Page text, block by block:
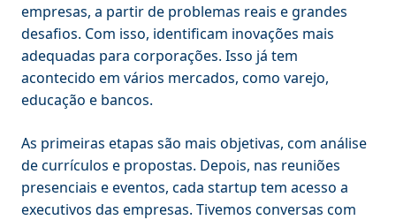
empresas, a partir de problemas reais e grandes
desafios. Com isso, identificam inovações mais
adequadas para corporações. Isso já tem
acontecido em vários mercados, como varejo,
educação e bancos.
As primeiras etapas são mais objetivas, com análise
de currículos e propostas. Depois, nas reuniões
presenciais e eventos, cada startup tem acesso a
executivos das empresas. Tivemos conversas com